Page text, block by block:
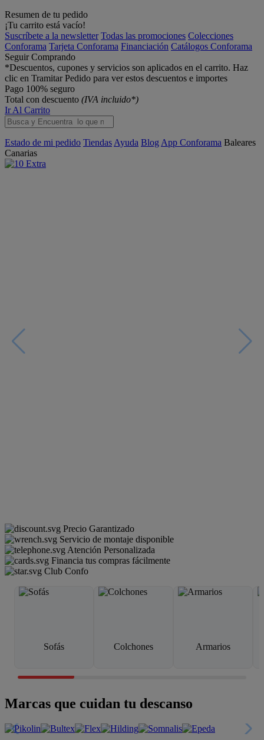
Resumen de tu pedido
¡Tu carrito está vacío!
Suscríbete a la newsletter Todas las promociones Colecciones
Conforama Tarjeta Conforama Financiación Catálogos Conforama
Seguir Comprando
*Descuentos, cupones y servicios son aplicados en el carrito. Haz
clic en Tramitar Pedido para ver estos descuentos e importes
Pago 100% seguro
Total con descuento (IVA incluido*)
Ir Al Carrito
Estado de mi pedido Tiendas Ayuda Blog App Conforama Baleares
Canarias
Precio Garantizado
Servicio de montaje disponible
Atención Personalizada
Financia tus compras fácilmente
Club Confo
Sofás Colchones Armarios
Marcas que cuidan tu descanso